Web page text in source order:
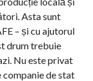
Asta sunt
– și cu ajutorul
drum trebuie
Nu este privat
companie de stat